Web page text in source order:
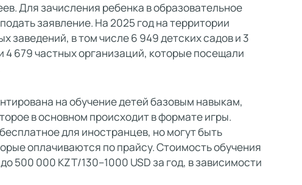
Для зачисления ребенка в образовательное
заявление. На 2025 год на территории
заведений, в том числе 6 949 детских садов и 3
679 частных организаций, которые посещали
на обучение детей базовым навыкам,
в основном происходит в формате игры.
для иностранцев, но могут быть
оплачиваются по прайсу. Стоимость обучения
500 000 KZT/130–1000 USD за год, в зависимости